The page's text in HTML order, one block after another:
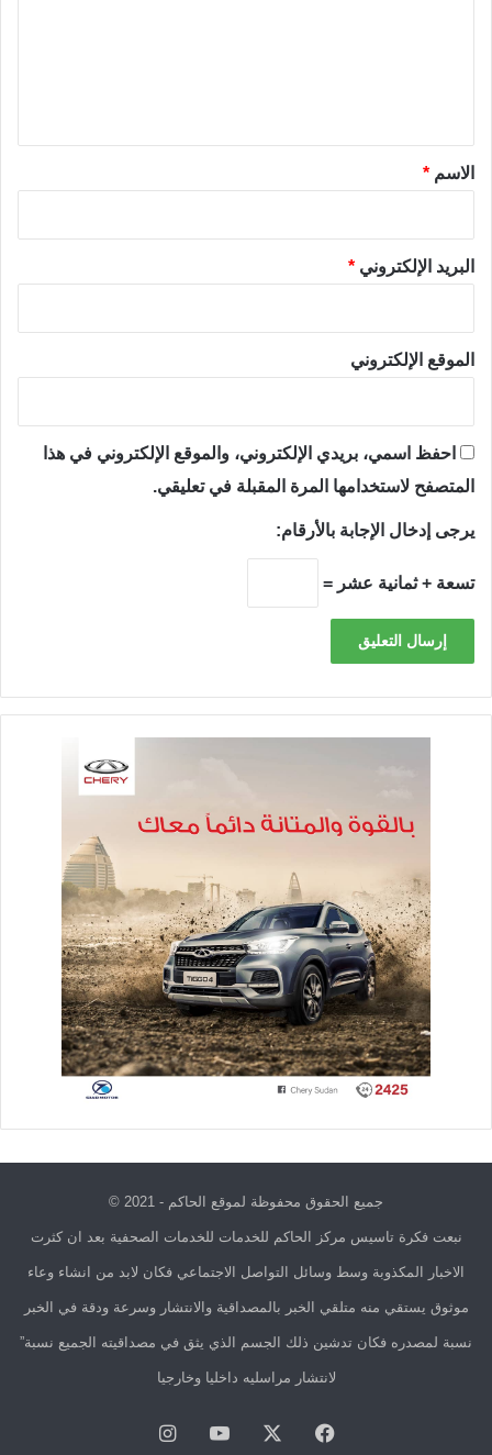
*الاسم *
البريد الإلكتروني *
الموقع الإلكتروني
احفظ اسمي، بريدي الإلكتروني، والموقع الإلكتروني في هذا
المتصفح لاستخدامها المرة المقبلة في تعليقي.
يرجى إدخال الإجابة بالأرقام:
تسعة + ثمانية عشر =
جميع الحقوق محفوظة لموقع الحاكم - 2021 ©
نبعت فكرة تاسيس مركز الحاكم للخدمات للخدمات الصحفية بعد ان كثرت
الاخبار المكذوبة وسط وسائل التواصل الاجتماعي فكان لابد من انشاء وعاء
موثوق يستقي منه متلقي الخبر بالمصداقية والانتشار وسرعة ودقة في الخبر
نسبة لمصدره فكان تدشين ذلك الجسم الذي يثق في مصداقيته الجميع نسبة”
لانتشار مراسليه داخليا وخارجيا
فيسبوك يوتيوبانستقرام